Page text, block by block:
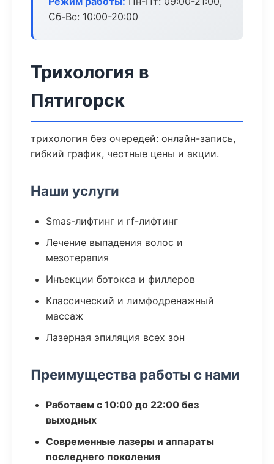
Сб-Вс: 10:00-20:00
Трихология в
Пятигорск
трихология без очередей: онлайн-запись,
гибкий график, честные цены и акции.
Наши услуги
Smas-лифтинг и rf-лифтинг
Лечение выпадения волос и
мезотерапия
Инъекции ботокса и филлеров
Классический и лимфодренажный
массаж
Лазерная эпиляция всех зон
Преимущества работы с нами
Работаем с 10:00 до 22:00 без
выходных
Современные лазеры и аппараты
последнего поколения